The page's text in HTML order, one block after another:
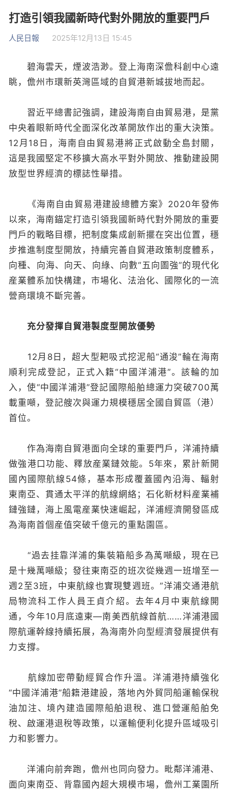
打造引領我國新時代對外開放的重要門戶
人民日報 2025年12月13日 15:45
碧海雲天，煙波浩渺。登上海南深儋科創中心遠
眺，儋州市環新英灣區域的自貿港新城拔地而起。
習近平總書記強調，建設海南自由貿易港，是黨
中央着眼新時代全面深化改革開放作出的重大決策。
12月18日，海南自由貿易港將正式啟動全島封關，
這是我國堅定不移擴大高水平對外開放、推動建設開
放型世界經濟的標誌性舉措。
《海南自由貿易港建設總體方案》2020年發佈
以來，海南錨定打造引領我國新時代對外開放的重要
門戶的戰略目標，把制度集成創新擺在突出位置，穩
步推進制度型開放，持續完善自貿港政策制度體系，
向種、向海、向天、向綠、向數“五向圖強”的現代化
産業體系加快構建，市場化、法治化、國際化的一流
營商環境不斷完善。
充分發揮自貿港製度型開放優勢
12月8日，超大型耙吸式挖泥船“通浚”輪在海南
順利完成登記，正式入籍“中國洋浦港”。該輪的加
入，使“中國洋浦港”登記國際船舶總運力突破700萬
載重噸，登記艘次與運力規模穩居全國自貿區（港）
首位。
作為海南自貿港面向全球的重要門戶，洋浦持續
做強港口功能、釋放産業鏈效能。5年來，累計新開
國內國際航線54條，基本形成覆蓋國內沿海、輻射
東南亞、貫通太平洋的航線網絡；石化新材料産業補
鏈強鏈，海上風電産業快速崛起，洋浦經濟開發區成
為海南首個産值突破千億元的重點園區。
“過去挂靠洋浦的集裝箱船多為萬噸級，現在已
是十幾萬噸級；發往東南亞的班次從幾週一班增至一
週2至3班，中東航線也實現雙週班。”洋浦交通港航
局物流科工作人員王貞介紹。去年4月中東航線開
通，今年10月底遠東—南美西航線首航……洋浦港國
際航運幹線持續拓展，為海南外向型經濟發展提供有
力支撐。
航線加密帶動經貿合作升溫。洋浦港持續強化
“中國洋浦港”船籍港建設，落地內外貿同船運輸保稅
油加注、境內建造國際船舶退稅、進口營運船舶免
稅、啟運港退稅等政策，以運輸便利化提升區域吸引
力和影響力。
洋浦向前奔跑，儋州也同向發力。毗鄰洋浦港、
面向東南亞、背靠國內超大規模市場，儋州工業園所